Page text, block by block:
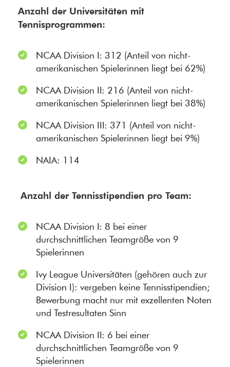
Anzahl der Universitäten mit
Tennisprogrammen:
NCAA Division I: 312 (Anteil von nicht-
amerikanischen Spielerinnen liegt bei 62%)
NCAA Division II: 216 (Anteil von nicht-
amerikanischen Spielerinnen liegt bei 38%)
NCAA Division III: 371 (Anteil von nicht-
amerikanischen Spielerinnen liegt bei 9%)
NAIA: 114
Anzahl der Tennisstipendien pro Team:
NCAA Division I: 8 bei einer
durchschnittlichen Teamgröße von 9
Spielerinnen
Ivy League Universitäten (gehören auch zur
Division I): vergeben keine Tennisstipendien;
Bewerbung macht nur mit exzellenten Noten
und Testresultaten Sinn
NCAA Division II: 6 bei einer
durchschnittlichen Teamgröße von 9
Spielerinnen